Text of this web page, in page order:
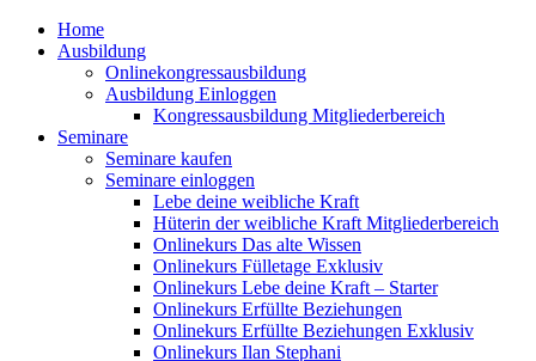
Home
Ausbildung
Onlinekongressausbildung
Ausbildung Einloggen
Kongressausbildung Mitgliederbereich
Seminare
Seminare kaufen
Seminare einloggen
Lebe deine weibliche Kraft
Hüterin der weibliche Kraft Mitgliederbereich
Onlinekurs Das alte Wissen
Onlinekurs Fülletage Exklusiv
Onlinekurs Lebe deine Kraft – Starter
Onlinekurs Erfüllte Beziehungen
Onlinekurs Erfüllte Beziehungen Exklusiv
Onlinekurs Ilan Stephani